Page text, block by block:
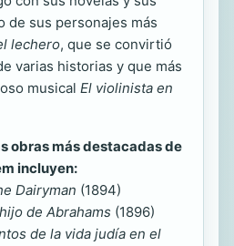
de sus personajes más
lechero, que se convirtió
varias historias y que más
musical El violinista en
obras más destacadas de
incluyen:
Dairyman (1894)
de Abrahams (1896)
de la vida judía en el